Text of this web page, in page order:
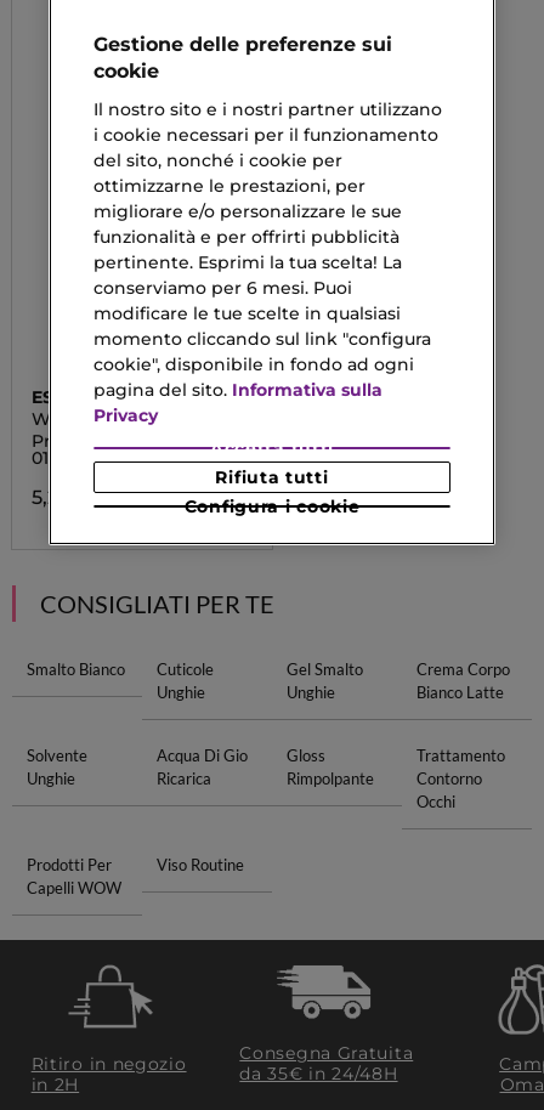
ESSENCE
WHAT THE FAKE!
Press-On Set Manicure
01
5,29 €
CONSIGLIATI PER TE
Smalto Bianco
Cuticole
Unghie
Gel Smalto
Unghie
Crema Corpo
Bianco Latte
Solvente
Unghie
Acqua Di Gio
Ricarica
Gloss
Rimpolpante
Trattamento
Contorno
Occhi
Prodotti Per
Capelli WOW
Viso Routine
Ritiro in negozio
in 2H
Consegna Gratuita
da 35€​ in 24/48H
Gestione delle preferenze sui
cookie
Il nostro sito e i nostri partner utilizzano
i cookie necessari per il funzionamento
del sito, nonché i cookie per
ottimizzarne le prestazioni, per
migliorare e/o personalizzare le sue
funzionalità e per offrirti pubblicità
pertinente. Esprimi la tua scelta! La
conserviamo per 6 mesi. Puoi
modificare le tue scelte in qualsiasi
momento cliccando sul link "configura
cookie", disponibile in fondo ad ogni
pagina del sito. Informativa sulla
Privacy
Configura i cookie
Rifiuta tutti
Accetta tutti